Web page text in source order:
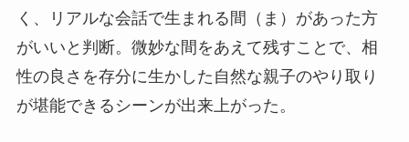
く、リアルな会話で生まれる間（ま）があった方
がいいと判断。微妙な間をあえて残すことで、相
性の良さを存分に生かした自然な親子のやり取り
が堪能できるシーンが出来上がった。